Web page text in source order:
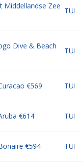
Middellandse Zee
TUI
Dive & Beach
TUI
€569 TUI
€614 TUI
€594 TUI